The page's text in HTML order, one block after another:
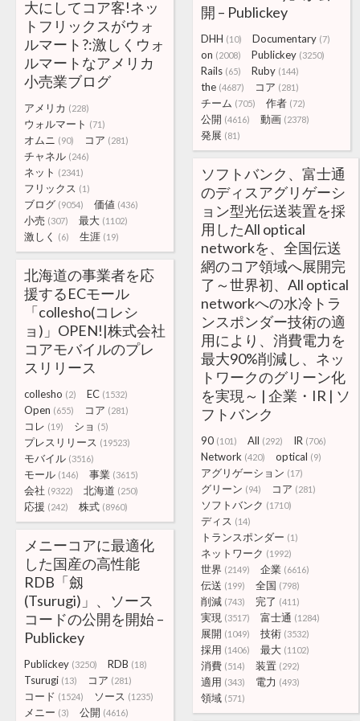
開 – Publickey
DHH (10) Documentary (7)
on (2008) Publickey (3250)
Rails (65) Ruby (144)
the (4687) コア (281)
チーム (705) 作者 (72)
公開 (4616) 動画 (2378)
発展 (81)
大にしてコア客!ネッ
トフリックスがウォ
ルマート?:激しくウォ
ルマートなアメリカ
小売業ブログ
アメリカ (228)
ウォルマート (71)
オムニ (90) コア (281)
チャネル (246)
ネット (2341)
フリックス (1)
ブログ (9054) 価値 (436)
小売 (307) 最大 (1102)
激しく (6) 生涯 (19)
ソフトバンク、富士通
のディスアグリゲーシ
ョン型光伝送装置を採
用したAll optical
networkを、全国伝送
網のコア領域へ展開完
了～世界初、All optical
networkへの水冷トラ
ンスポンダー技術の適
用により、消費電力を
最大90%削減し、ネッ
トワークのグリーン化
を実現～ | 企業・IR | ソ
フトバンク
90 (101) All (292) IR (706)
Network (420) optical (9)
アグリゲーション (17)
グリーン (94) コア (281)
ソフトバンク (1710)
ディス (14)
トランスポンダー (1)
ネットワーク (1992)
世界 (2149) 企業 (6616)
伝送 (199) 全国 (798)
削減 (743) 完了 (411)
実現 (3517) 富士通 (1284)
展開 (1049) 技術 (3532)
採用 (1406) 最大 (1102)
消費 (514) 装置 (292)
適用 (343) 電力 (493)
領域 (571)
北海道の事業者を応
援するECモール
「collesho(コレシ
ョ)」OPEN!|株式会社
コアモバイルのプレ
スリリース
collesho (2) EC (1532)
Open (655) コア (281)
コレ (19) ショ (5)
プレスリリース (19523)
モバイル (3516)
モール (146) 事業 (3615)
会社 (9322) 北海道 (250)
応援 (242) 株式 (8960)
メニーコアに最適化
した国産の高性能
RDB「劔
(Tsurugi)」、ソース
コードの公開を開始 –
Publickey
Publickey (3250) RDB (18)
Tsurugi (13) コア (281)
コード (1524) ソース (1235)
メニー (3) 公開 (4616)